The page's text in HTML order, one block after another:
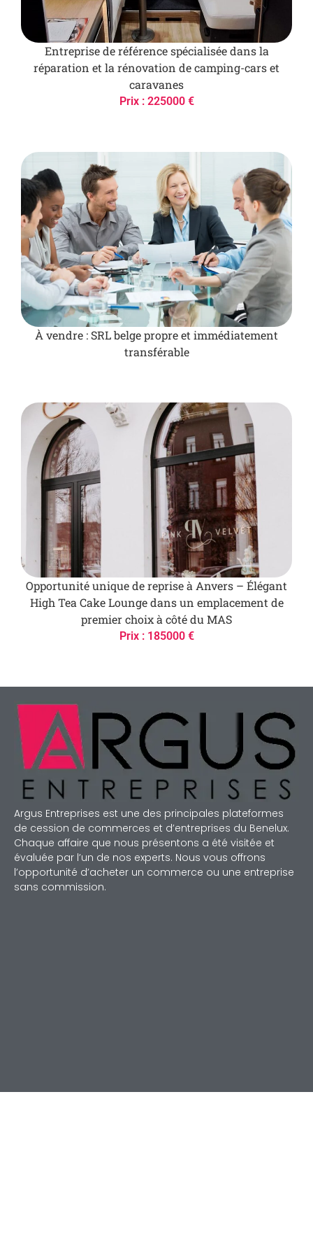
Entreprise de référence spécialisée dans la
réparation et la rénovation de camping-cars et
caravanes
Prix : 225000 €
À vendre : SRL belge propre et immédiatement
transférable
Opportunité unique de reprise à Anvers – Élégant
High Tea Cake Lounge dans un emplacement de
premier choix à côté du MAS
Prix : 185000 €
Argus Entreprises est une des principales plateformes
de cession de commerces et d’entreprises du Benelux.
Chaque affaire que nous présentons a été visitée et
évaluée par l’un de nos experts. Nous vous offrons
l’opportunité d’acheter un commerce ou une entreprise
sans commission.